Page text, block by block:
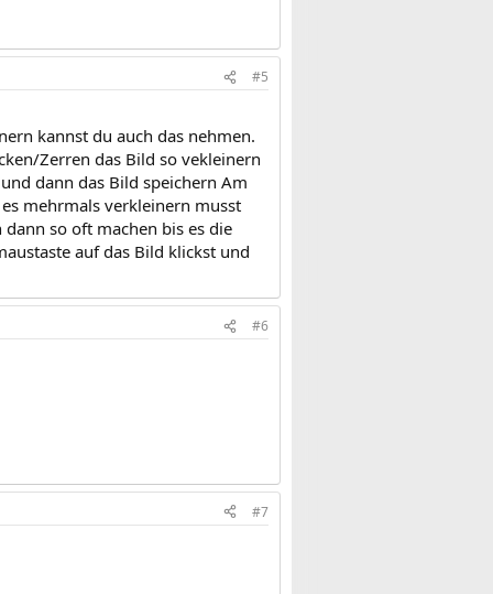
#5
kannst du auch das nehmen.
Zerren das Bild so vekleinern
dann das Bild speichern Am
mehrmals verkleinern musst
so oft machen bis es die
auf das Bild klickst und
#6
#7